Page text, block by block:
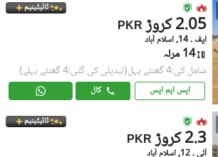
ٹائیٹینیم
PKR 2.05 کروڑ
ایف ۔ 14, اسلام آباد
14 مرلہ
شامل کی:4 گھنٹے پہل (تبدیلی کی گئی:4 گھنٹے پہلے)
ایس ایم ایس کال
ٹائیٹینیم
PKR 2.3 کروڑ
آئی ۔ 12, اسلام آباد